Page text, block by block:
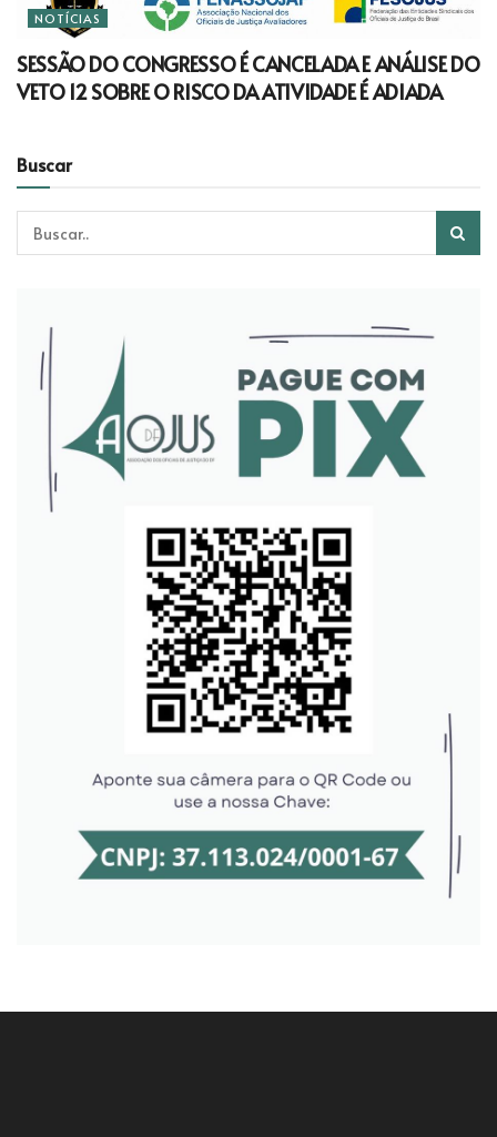
NOTÍCIAS
SESSÃO DO CONGRESSO É CANCELADA E ANÁLISE DO
VETO 12 SOBRE O RISCO DA ATIVIDADE É ADIADA
Buscar